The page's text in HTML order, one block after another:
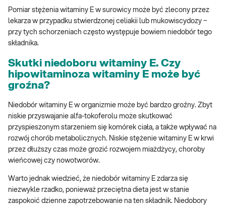
Pomiar stężenia witaminy E w surowicy może być zlecony przez
lekarza w przypadku stwierdzonej celiakii lub mukowiscydozy −
przy tych schorzeniach często występuje bowiem niedobór tego
składnika.
Skutki niedoboru witaminy E. Czy
hipowitaminoza witaminy E może być
groźna?
Niedobór witaminy E w organizmie może być bardzo groźny. Zbyt
niskie przyswajanie alfa-tokoferolu może skutkować
przyspieszonym starzeniem się komórek ciała, a także wpływać na
rozwój chorób metabolicznych. Niskie stężenie witaminy E w krwi
przez dłuższy czas może grozić rozwojem miażdżycy, choroby
wieńcowej czy nowotworów.
Warto jednak wiedzieć, że niedobór witaminy E zdarza się
niezwykle rzadko, ponieważ przeciętna dieta jest w stanie
zaspokoić dzienne zapotrzebowanie na ten składnik. Niedobory